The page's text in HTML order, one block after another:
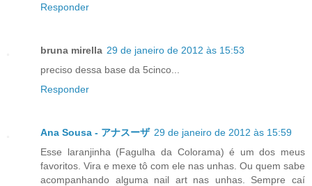
Responder
bruna mirella 29 de janeiro de 2012 às 15:53
preciso dessa base da 5cinco...
Responder
Ana Sousa - アナスーザ 29 de janeiro de 2012 às 15:59
Esse laranjinha (Fagulha da Colorama) é um dos meus
favoritos. Vira e mexe tô com ele nas unhas. Ou quem sabe
acompanhando alguma nail art nas unhas. Sempre caí